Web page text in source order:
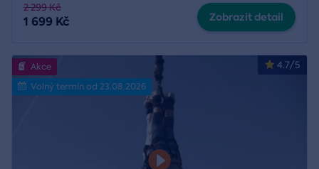
2 299 Kč
1 699 Kč Zobrazit detail
4.7/5
Akce
Volný termín od 23.08.2026